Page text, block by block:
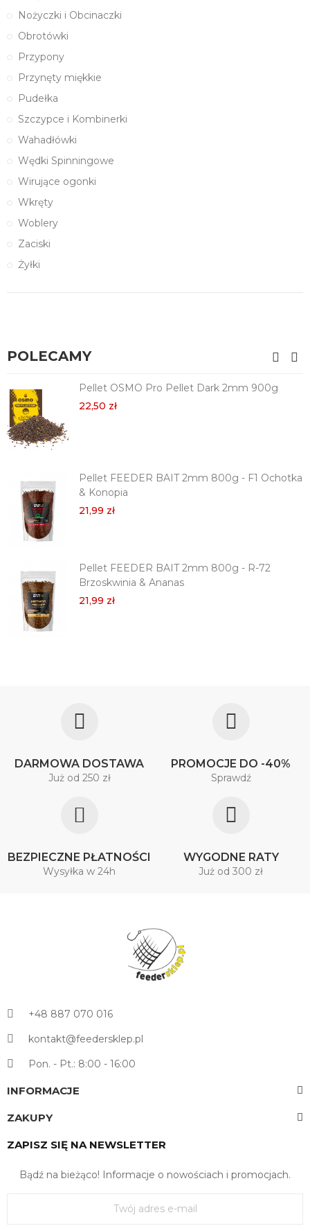
Nożyczki i Obcinaczki
Obrotówki
Przypony
Przynęty miękkie
Pudełka
Szczypce i Kombinerki
Wahadłówki
Wędki Spinningowe
Wirujące ogonki
Wkręty
Woblery
Zaciski
Żyłki
POLECAMY
Pellet OSMO Pro Pellet Dark 2mm 900g
22,50 zł
Pellet FEEDER BAIT 2mm 800g - F1 Ochotka
& Konopia
21,99 zł
Pellet FEEDER BAIT 2mm 800g - R-72
Brzoskwinia & Ananas
21,99 zł
DARMOWA DOSTAWA
Już od 250 zł
PROMOCJE DO -40%
Sprawdź
BEZPIECZNE PŁATNOŚCI
Wysyłka w 24h
WYGODNE RATY
Już od 300 zł
+48 887 070 016
kontakt@feedersklep.pl
Pon. - Pt.: 8:00 - 16:00
INFORMACJE
ZAKUPY
ZAPISZ SIĘ NA NEWSLETTER
Bądź na bieżąco! Informacje o nowościach i promocjach.